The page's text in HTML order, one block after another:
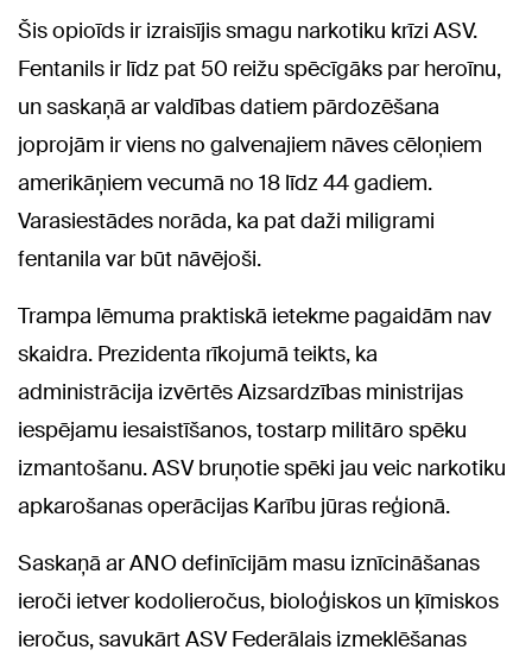
Šis opioīds ir izraisījis smagu narkotiku krīzi ASV.
Fentanils ir līdz pat 50 reižu spēcīgāks par heroīnu,
un saskaņā ar valdības datiem pārdozēšana
joprojām ir viens no galvenajiem nāves cēloņiem
amerikāņiem vecumā no 18 līdz 44 gadiem.
Varasiestādes norāda, ka pat daži miligrami
fentanila var būt nāvējoši.
Trampa lēmuma praktiskā ietekme pagaidām nav
skaidra. Prezidenta rīkojumā teikts, ka
administrācija izvērtēs Aizsardzības ministrijas
iespējamu iesaistīšanos, tostarp militāro spēku
izmantošanu. ASV bruņotie spēki jau veic narkotiku
apkarošanas operācijas Karību jūras reģionā.
Saskaņā ar ANO definīcijām masu iznīcināšanas
ieroči ietver kodolieročus, bioloģiskos un ķīmiskos
ieročus, savukārt ASV Federālais izmeklēšanas